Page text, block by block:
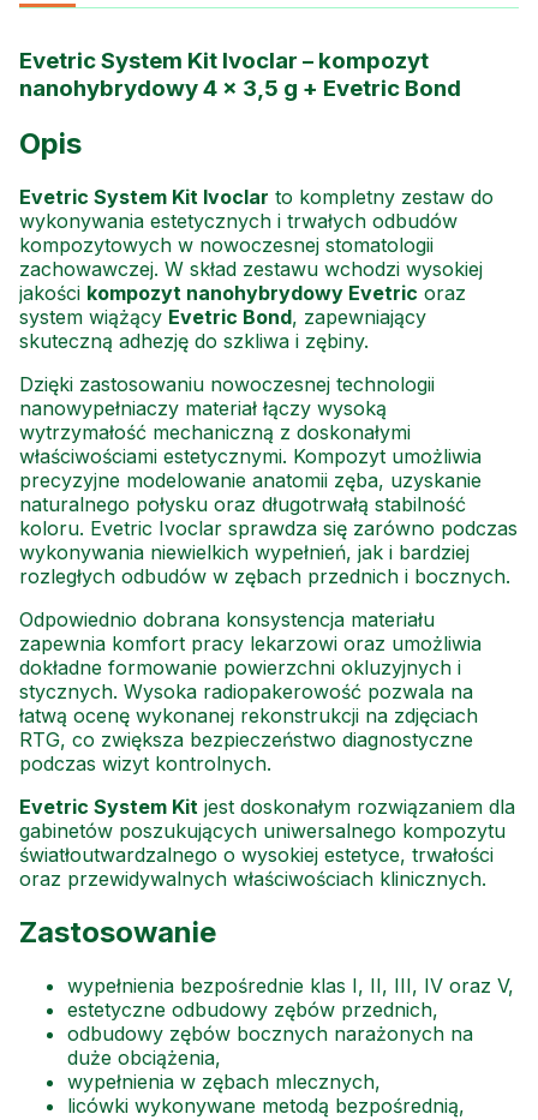
Evetric System Kit Ivoclar – kompozyt
nanohybrydowy 4 × 3,5 g + Evetric Bond
Opis
Evetric System Kit Ivoclar to kompletny zestaw do
wykonywania estetycznych i trwałych odbudów
kompozytowych w nowoczesnej stomatologii
zachowawczej. W skład zestawu wchodzi wysokiej
jakości kompozyt nanohybrydowy Evetric oraz
system wiążący Evetric Bond, zapewniający
skuteczną adhezję do szkliwa i zębiny.
Dzięki zastosowaniu nowoczesnej technologii
nanowypełniaczy materiał łączy wysoką
wytrzymałość mechaniczną z doskonałymi
właściwościami estetycznymi. Kompozyt umożliwia
precyzyjne modelowanie anatomii zęba, uzyskanie
naturalnego połysku oraz długotrwałą stabilność
koloru. Evetric Ivoclar sprawdza się zarówno podczas
wykonywania niewielkich wypełnień, jak i bardziej
rozległych odbudów w zębach przednich i bocznych.
Odpowiednio dobrana konsystencja materiału
zapewnia komfort pracy lekarzowi oraz umożliwia
dokładne formowanie powierzchni okluzyjnych i
stycznych. Wysoka radiopakerowość pozwala na
łatwą ocenę wykonanej rekonstrukcji na zdjęciach
RTG, co zwiększa bezpieczeństwo diagnostyczne
podczas wizyt kontrolnych.
Evetric System Kit jest doskonałym rozwiązaniem dla
gabinetów poszukujących uniwersalnego kompozytu
światłoutwardzalnego o wysokiej estetyce, trwałości
oraz przewidywalnych właściwościach klinicznych.
Zastosowanie
wypełnienia bezpośrednie klas I, II, III, IV oraz V,
estetyczne odbudowy zębów przednich,
odbudowy zębów bocznych narażonych na
duże obciążenia,
wypełnienia w zębach mlecznych,
licówki wykonywane metodą bezpośrednią,